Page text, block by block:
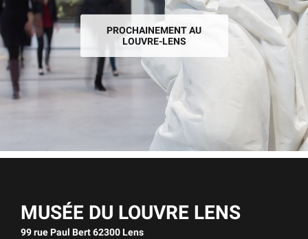
PROCHAINEMENT AU
LOUVRE-LENS
MUSÉE DU LOUVRE LENS
99 rue Paul Bert 62300 Lens